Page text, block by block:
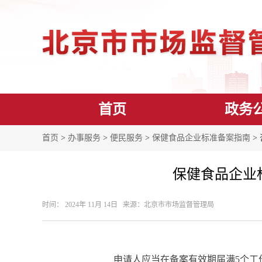
首页 政务
首页 > 办事服务 > 便民服务 > 保健食品企业标准备案指南 >
保健食品企业
时间： 2024年 11月 14日 来源： ​北京市市场监督管理局
申请人应当在备案有效期届满5个工